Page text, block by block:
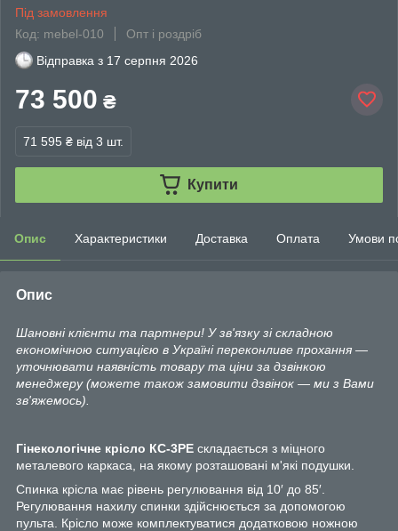
Під замовлення
Код: mebel-010
Опт і роздріб
Відправка з 17 серпня 2026
73 500 ₴
71 595 ₴ від 3 шт.
Купити
Опис Характеристики Доставка Оплата Умови
Опис
Шановні клієнти та партнери! У зв'язку зі складною
економічною ситуацією в Україні переконливе прохання —
уточнювати наявність товару та ціни за дзвінкою
менеджеру (можете також замовити дзвінок — ми з Вами
зв'яжемось).
Гінекологічне крісло КС-3РЕ складається з міцного
металевого каркаса, на якому розташовані м'які подушки.
Спинка крісла має рівень регулювання від 10′ до 85′.
Регулювання нахилу спинки здійснюється за допомогою
пульта. Крісло може комплектуватися додатковою ножною